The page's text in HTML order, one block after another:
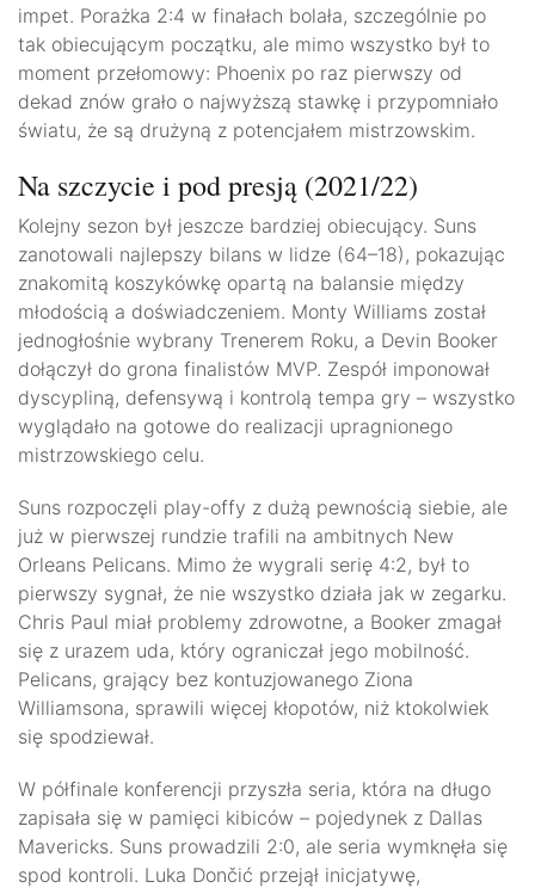
impet. Porażka 2:4 w finałach bolała, szczególnie po
tak obiecującym początku, ale mimo wszystko był to
moment przełomowy: Phoenix po raz pierwszy od
dekad znów grało o najwyższą stawkę i przypomniało
światu, że są drużyną z potencjałem mistrzowskim.
Na szczycie i pod presją (2021/22)
Kolejny sezon był jeszcze bardziej obiecujący. Suns
zanotowali najlepszy bilans w lidze (64–18), pokazując
znakomitą koszykówkę opartą na balansie między
młodością a doświadczeniem. Monty Williams został
jednogłośnie wybrany Trenerem Roku, a Devin Booker
dołączył do grona finalistów MVP. Zespół imponował
dyscypliną, defensywą i kontrolą tempa gry – wszystko
wyglądało na gotowe do realizacji upragnionego
mistrzowskiego celu.
Suns rozpoczęli play-offy z dużą pewnością siebie, ale
już w pierwszej rundzie trafili na ambitnych New
Orleans Pelicans. Mimo że wygrali serię 4:2, był to
pierwszy sygnał, że nie wszystko działa jak w zegarku.
Chris Paul miał problemy zdrowotne, a Booker zmagał
się z urazem uda, który ograniczał jego mobilność.
Pelicans, grający bez kontuzjowanego Ziona
Williamsona, sprawili więcej kłopotów, niż ktokolwiek
się spodziewał.
W półfinale konferencji przyszła seria, która na długo
zapisała się w pamięci kibiców – pojedynek z Dallas
Mavericks. Suns prowadzili 2:0, ale seria wymknęła się
spod kontroli. Luka Dončić przejął inicjatywę,